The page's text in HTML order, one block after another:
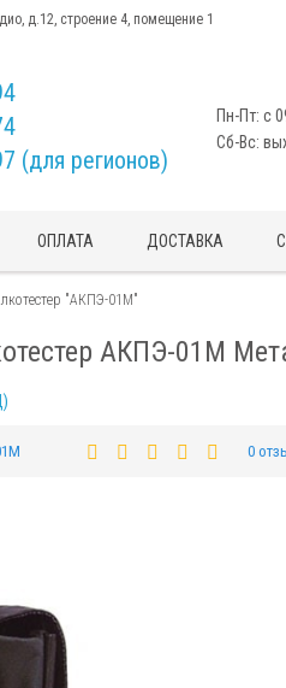
д.12, строение 4, помещение 1
(для регионов)
Пн-Пт: с
Сб-Вс:
ОПЛАТА ДОСТАВКА
"АКПЭ-01М"
АКПЭ-01М
0